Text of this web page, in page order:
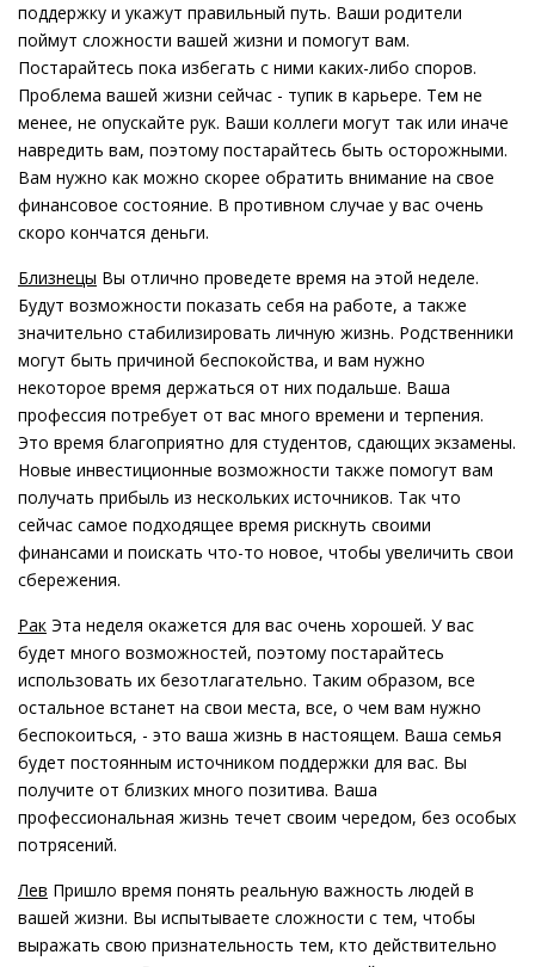
поддержку и укажут правильный путь. Ваши родители
поймут сложности вашей жизни и помогут вам.
Постарайтесь пока избегать с ними каких-либо споров.
Проблема вашей жизни сейчас - тупик в карьере. Тем не
менее, не опускайте рук. Ваши коллеги могут так или иначе
навредить вам, поэтому постарайтесь быть осторожными.
Вам нужно как можно скорее обратить внимание на свое
финансовое состояние. В противном случае у вас очень
скоро кончатся деньги.
Близнецы Вы отлично проведете время на этой неделе.
Будут возможности показать себя на работе, а также
значительно стабилизировать личную жизнь. Родственники
могут быть причиной беспокойства, и вам нужно
некоторое время держаться от них подальше. Ваша
профессия потребует от вас много времени и терпения.
Это время благоприятно для студентов, сдающих экзамены.
Новые инвестиционные возможности также помогут вам
получать прибыль из нескольких источников. Так что
сейчас самое подходящее время рискнуть своими
финансами и поискать что-то новое, чтобы увеличить свои
сбережения.
Рак Эта неделя окажется для вас очень хорошей. У вас
будет много возможностей, поэтому постарайтесь
использовать их безотлагательно. Таким образом, все
остальное встанет на свои места, все, о чем вам нужно
беспокоиться, - это ваша жизнь в настоящем. Ваша семья
будет постоянным источником поддержки для вас. Вы
получите от близких много позитива. Ваша
профессиональная жизнь течет своим чередом, без особых
потрясений.
Лев Пришло время понять реальную важность людей в
вашей жизни. Вы испытываете сложности с тем, чтобы
выражать свою признательность тем, кто действительно